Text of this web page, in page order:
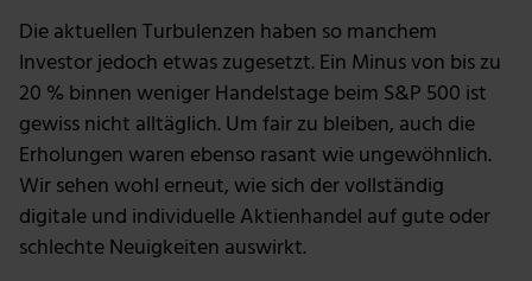
Die aktuellen Turbulenzen haben so manchem
Investor jedoch etwas zugesetzt. Ein Minus von bis zu
20 % binnen weniger Handelstage beim S&P 500 ist
gewiss nicht alltäglich. Um fair zu bleiben, auch die
Erholungen waren ebenso rasant wie ungewöhnlich.
Wir sehen wohl erneut, wie sich der vollständig
digitale und individuelle Aktienhandel auf gute oder
schlechte Neuigkeiten auswirkt.